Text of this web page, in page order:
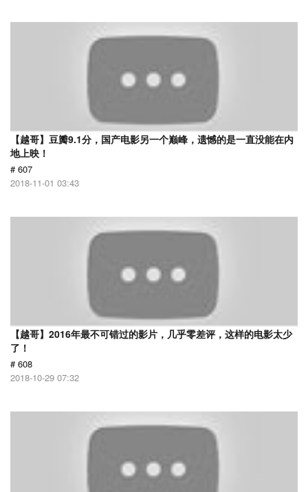
【越哥】豆瓣9.1分，国产电影另一个巅峰，遗憾的是一直没能在内
地上映！
# 607
2018-11-01 03:43
【越哥】2016年最不可错过的影片，几乎零差评，这样的电影太少
了！
# 608
2018-10-29 07:32